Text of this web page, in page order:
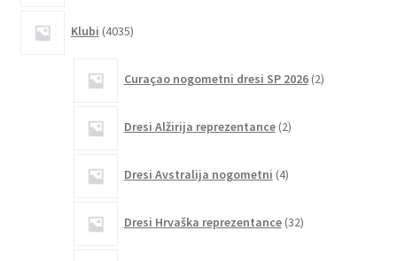
Klubi 4035izdelkov
Curaçao nogometni dresi SP 2026 2izdelka
Dresi Alžirija reprezentance 2izdelka
Dresi Avstralija nogometni 4izdelki
Dresi Hrvaška reprezentance 32izdelkov